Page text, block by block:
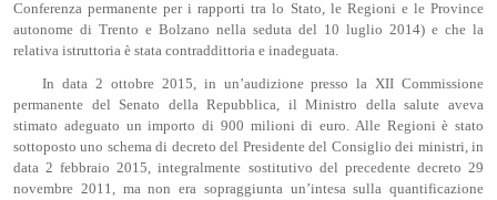
Conferenza permanente per i rapporti tra lo Stato, le Regioni e le Province
autonome di Trento e Bolzano nella seduta del 10 luglio 2014) e che la
relativa istruttoria è stata contraddittoria e inadeguata.
In data 2 ottobre 2015, in un’audizione presso la XII Commissione
permanente del Senato della Repubblica, il Ministro della salute aveva
stimato adeguato un importo di 900 milioni di euro. Alle Regioni è stato
sottoposto uno schema di decreto del Presidente del Consiglio dei ministri, in
data 2 febbraio 2015, integralmente sostitutivo del precedente decreto 29
novembre 2011, ma non era sopraggiunta un’intesa sulla quantificazione